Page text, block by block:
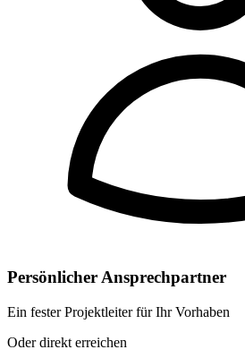
Persönlicher Ansprechpartner
Ein fester Projektleiter für Ihr Vorhaben
Oder direkt erreichen